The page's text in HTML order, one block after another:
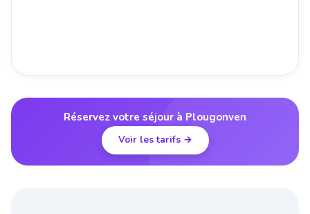
Réservez votre séjour à Plougonven
Voir les tarifs →